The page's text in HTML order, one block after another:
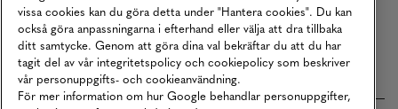
Studentrabatt
B2B
Tillgänglighetsredogörelse
vissa cookies kan du göra detta under "Hantera cookies". Du kan
också göra anpassningarna i efterhand eller välja att dra tillbaka
ditt samtycke. Genom att göra dina val bekräftar du att du har
tagit del av vår integritetspolicy och cookiepolicy som beskriver
vår personuppgifts- och cookieanvändning.
För mer information om hur Google behandlar personuppgifter,